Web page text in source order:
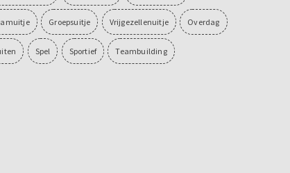
Groepsuitje Vrijgezellenuitje Overdag
Spel Sportief Teambuilding